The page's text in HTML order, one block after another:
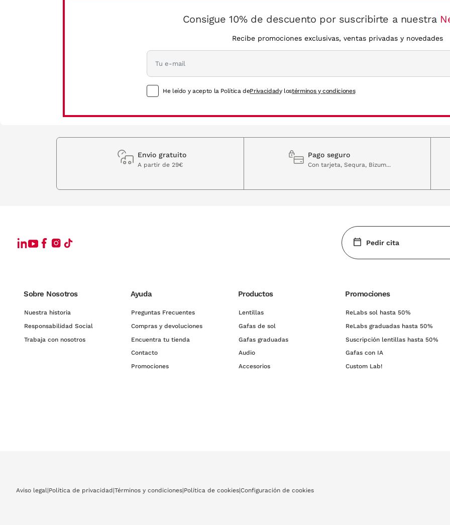
Consigue 10% de descuento por suscribirte a nuestra
Recibe promociones exclusivas, ventas privadas y novedades
He leído y acepto la Política dePrivacidady lostérminos y condiciones
Envio gratuito
A partir de 29€
Pago seguro
Con tarjeta, Sequra, Bizum...
Pedir cita
Sobre Nosotros
Nuestra historia
Responsabilidad Social
Trabaja con nosotros
Ayuda
Preguntas Frecuentes
Compras y devoluciones
Encuentra tu tienda
Contacto
Promociones
Productos
Lentillas
Gafas de sol
Gafas graduadas
Audio
Accesorios
Promociones
ReLabs sol hasta 50%
ReLabs graduadas hasta 50%
Suscripción lentillas hasta 50%
Gafas con IA
Custom Lab!
Aviso legal|Política de privacidad |Términos y condiciones|Política de cookies|Configuración de cookies